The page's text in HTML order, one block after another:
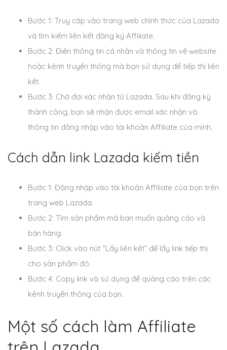
Bước 1: Truy cập vào trang web chính thức của Lazada
và tìm kiếm liên kết đăng ký Affiliate.
Bước 2: Điền thông tin cá nhân và thông tin về website
hoặc kênh truyền thông mà bạn sử dụng để tiếp thị liên
kết.
Bước 3: Chờ đợi xác nhận từ Lazada. Sau khi đăng ký
thành công, bạn sẽ nhận được email xác nhận và
thông tin đăng nhập vào tài khoản Affiliate của mình.
Cách dẫn link Lazada kiếm tiền
Bước 1: Đăng nhập vào tài khoản Affiliate của bạn trên
trang web Lazada.
Bước 2: Tìm sản phẩm mà bạn muốn quảng cáo và
bán hàng.
Bước 3: Click vào nút “Lấy liên kết” để lấy link tiếp thị
cho sản phẩm đó.
Bước 4: Copy link và sử dụng để quảng cáo trên các
kênh truyền thông của bạn.
Một số cách làm Affiliate